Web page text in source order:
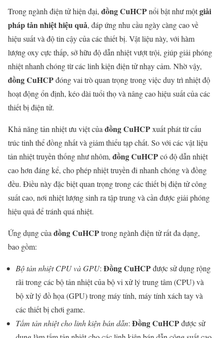
Trong ngành điện tử hiện đại, đồng CuHCPnổi bật như mộtgiải
pháp tản nhiệt hiệu quả, đáp ứng nhu cầu ngày càng cao về
hiệu suất và độ tin cậy của các thiết bị. Vật liệu này, với hàm
lượng oxy cực thấp, sở hữu độ dẫn nhiệt vượt trội, giúp giải phóng
nhiệt nhanh chóng từ các linh kiện điện tử nhạy cảm. Nhờ vậy,
đồng CuHCPđóng vai trò quan trọng trong việc duy trì nhiệt độ
hoạt động ổn định, kéo dài tuổi thọ và nâng cao hiệu suất của các
thiết bị điện tử.
Khả năng tản nhiệt ưu việt của đồng CuHCPxuất phát từ cấu
trúc tinh thể đồng nhất và giảm thiểu tạp chất. So với các vật liệu
tản nhiệt truyền thống như nhôm, đồng CuHCPcó độ dẫn nhiệt
cao hơn đáng kể, cho phép nhiệt truyền đi nhanh chóng và đồng
đều. Điều này đặc biệt quan trọng trong các thiết bị điện tử công
suất cao, nơi nhiệt lượng sinh ra tập trung và cần được giải phóng
hiệu quả để tránh quá nhiệt.
Ứng dụng của đồng CuHCPtrong ngành điện tử rất đa dạng,
bao gồm:
Bộ tản nhiệt CPU và GPU: Đồng CuHCPđược sử dụng rộng
rãi trong các bộ tản nhiệt của bộ vi xử lý trung tâm (CPU) và
bộ xử lý đồ họa (GPU) trong máy tính, máy tính xách tay và
các thiết bị chơi game.
Tấm tản nhiệt cho linh kiện bán dẫn: Đồng CuHCPđược sử